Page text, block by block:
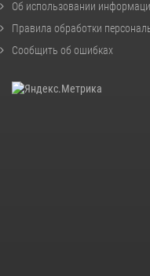
Об использовании
Правила обработки
Сообщить об ошибках